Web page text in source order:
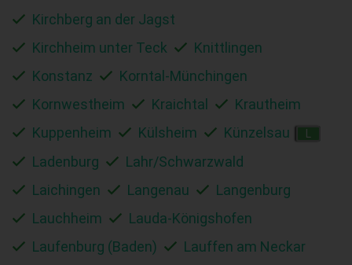
Kirchberg an der Jagst
Kirchheim unter Teck
Knittlingen
Konstanz
Korntal-Münchingen
Kornwestheim
Kraichtal
Krautheim
Kuppenheim
Külsheim Künzelsau
Ladenburg
Lahr/Schwarzwald
Laichingen
Langenau
Langenburg
Lauchheim
Lauda-Königshofen
Laufenburg (Baden)
Lauffen am Neckar